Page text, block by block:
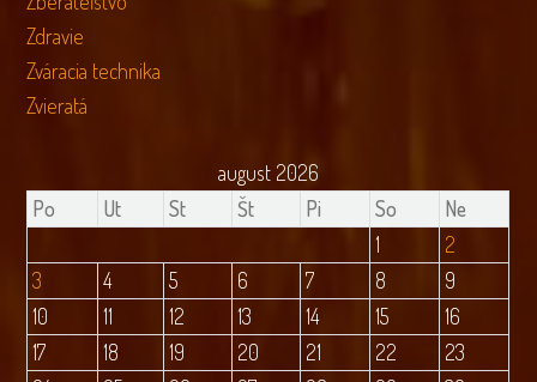
Zdravie
Zváracia technika
Zvieratá
august 2026
Po
Ut St Št Pi So
Ne
1
2
3
4 5 6 7 8
9
10
11 12 13 14 15
16
17
18 19 20 21 22
23